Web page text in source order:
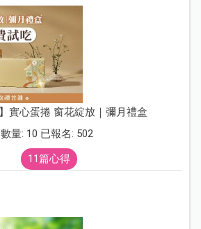
實心蛋捲 窗花綻放｜彌月禮盒
數量: 10 已報名: 502
11篇心得